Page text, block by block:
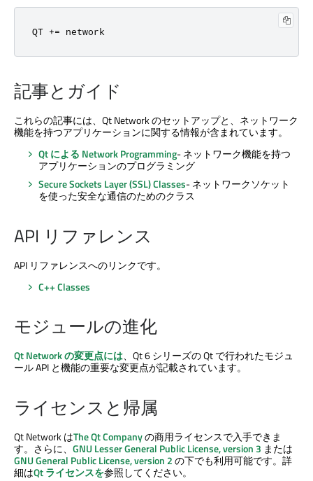
QT += network
記事とガイド
これらの記事には、 Qt Networkのセットアップと、ネットワーク
機能を持つアプリケーションに関する情報が含まれています。
Qt による Network Programming- ネットワーク機能を持つ
アプリケーションのプログラミング
Secure Sockets Layer (SSL) Classes- ネットワークソケット
を使った安全な通信のためのクラス
API リファレンス
API リファレンスへのリンクです。
C++ Classes
モジュールの進化
Qt Networkの変更点には、Qt 6 シリーズの Qt で行われたモジュ
ール API と機能の重要な変更点が記載されています。
ライセンスと帰属
Qt NetworkはThe Qt Companyの商用ライセンスで入手できま
す。さらに、 GNU Lesser General Public License, version 3 または
GNU General Public License, version 2の下でも利用可能です。詳
細はQt ライセンスを参照してください。